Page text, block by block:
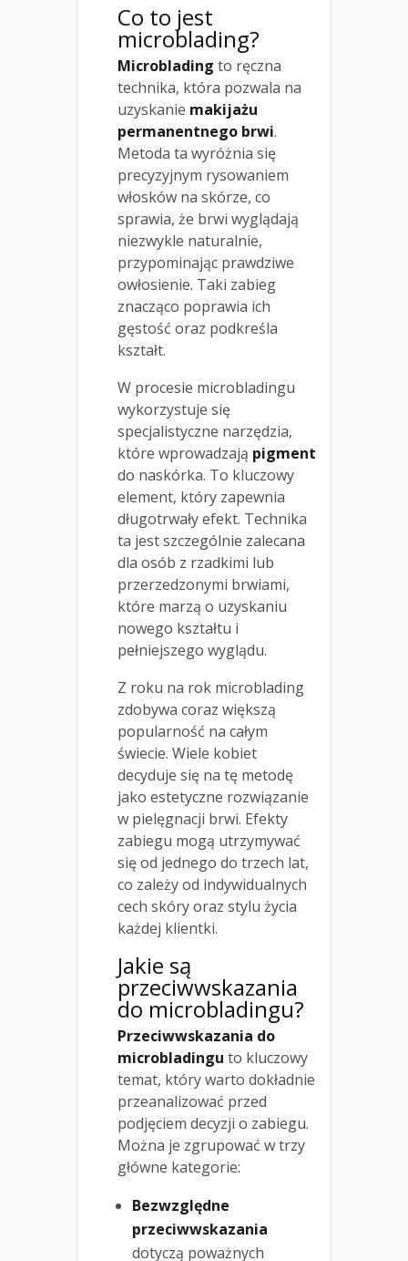
Co to jest
microblading?
Microblading to ręczna
technika, która pozwala na
uzyskanie makijażu
permanentnego brwi.
Metoda ta wyróżnia się
precyzyjnym rysowaniem
włosków na skórze, co
sprawia, że brwi wyglądają
niezwykle naturalnie,
przypominając prawdziwe
owłosienie. Taki zabieg
znacząco poprawia ich
gęstość oraz podkreśla
kształt.
W procesie microbladingu
wykorzystuje się
specjalistyczne narzędzia,
które wprowadzają pigment
do naskórka. To kluczowy
element, który zapewnia
długotrwały efekt. Technika
ta jest szczególnie zalecana
dla osób z rzadkimi lub
przerzedzonymi brwiami,
które marzą o uzyskaniu
nowego kształtu i
pełniejszego wyglądu.
Z roku na rok microblading
zdobywa coraz większą
popularność na całym
świecie. Wiele kobiet
decyduje się na tę metodę
jako estetyczne rozwiązanie
w pielęgnacji brwi. Efekty
zabiegu mogą utrzymywać
się od jednego do trzech lat,
co zależy od indywidualnych
cech skóry oraz stylu życia
każdej klientki.
Jakie są
przeciwwskazania
do microbladingu?
Przeciwwskazania do
microbladingu to kluczowy
temat, który warto dokładnie
przeanalizować przed
podjęciem decyzji o zabiegu.
Można je zgrupować w trzy
główne kategorie:
Bezwzględne
przeciwwskazania
dotyczą poważnych